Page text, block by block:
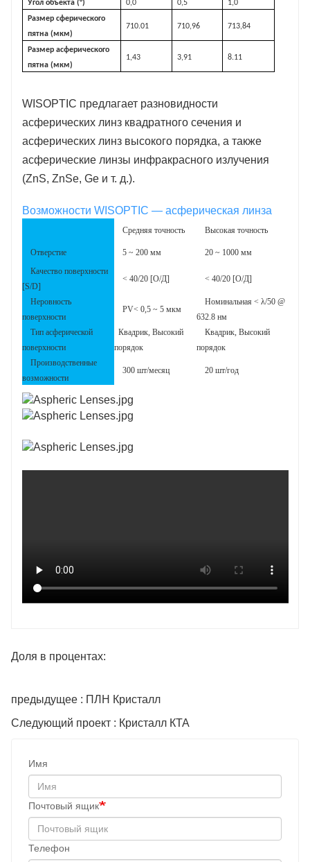
Угол объекта (°) 0,0 0,5
1,0
Размер сферического
пятна (мкм)
710.01 710,96 713,84
Размер асферического
пятна (мкм)
1,43 3,91 8.11
WISOPTIC предлагает разновидности
асферических линз квадратного сечения и
асферических линз высокого порядка, а также
асферические линзы инфракрасного излучения
(ZnS, ZnSe, Ge и т. д.).
Возможности WISOPTIC — асферическая линза
Средняя точность Высокая точность
Отверстие 5 ~ 200 мм
20 ~ 1000 мм
Качество поверхности
[S/D]
< 40/20 [О/Д] < 40/20 [О/Д]
Неровность
поверхности
PV< 0,5 ~ 5 мкм
Номинальная < λ/50 @
632.8 нм
Тип асферической
поверхности
Квадрик, Высокий
порядок
Квадрик, Высокий
порядок
Производственные
возможности
300 шт/месяц 20 шт/год
Доля в процентах:
предыдущее : ПЛН Кристалл
Следующий проект : Кристалл КТА
Имя
Почтовый ящик
Телефон